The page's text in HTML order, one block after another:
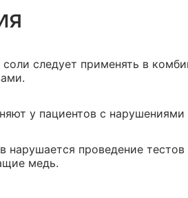
следует применять в
у пациентов с нарушениями
нарушается проведение
медь.